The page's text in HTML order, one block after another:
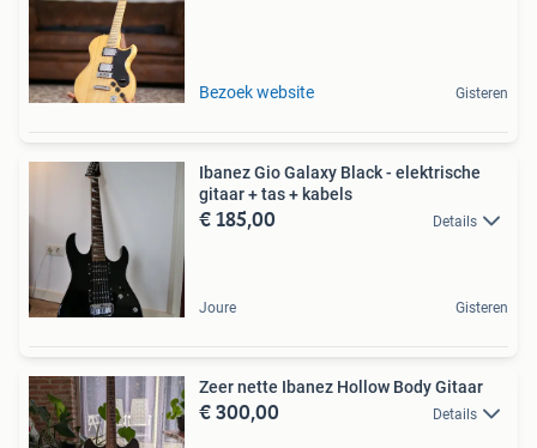
Bezoek website Gisteren
Ibanez Gio Galaxy Black - elektrische
gitaar + tas + kabels
€ 185,00 Details
Joure Gisteren
Zeer nette Ibanez Hollow Body Gitaar
€ 300,00 Details